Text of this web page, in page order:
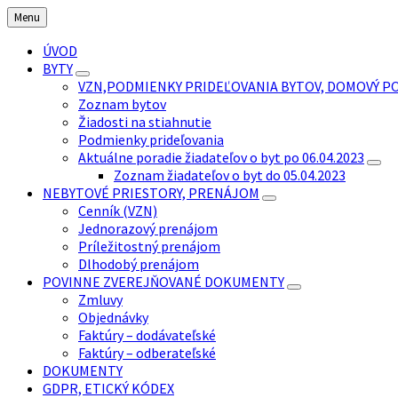
Preskočiť
na
obsah
Preskočiť
na
ľavý
panel
Preskočiť
na
pätičku
Menu
ÚVOD
BYTY
VZN,PODMIENKY PRIDEĽOVANIA BYTOV, DOMOVÝ
Zoznam bytov
Žiadosti na stiahnutie
Podmienky prideľovania
Aktuálne poradie žiadateľov o byt po 06.04.2023
Zoznam žiadateľov o byt do 05.04.2023
NEBYTOVÉ PRIESTORY, PRENÁJOM
Cenník (VZN)
Jednorazový prenájom
Príležitostný prenájom
Dlhodobý prenájom
POVINNE ZVEREJŇOVANÉ DOKUMENTY
Zmluvy
Objednávky
Faktúry – dodávateľské
Faktúry – odberateľské
DOKUMENTY
GDPR, ETICKÝ KÓDEX